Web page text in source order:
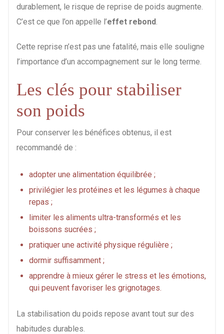
durablement, le risque de reprise de poids augmente.
C’est ce que l’on appelle l’effet rebond.
Cette reprise n’est pas une fatalité, mais elle souligne
l’importance d’un accompagnement sur le long terme.
Les clés pour stabiliser
son poids
Pour conserver les bénéfices obtenus, il est
recommandé de :
adopter une alimentation équilibrée ;
privilégier les protéines et les légumes à chaque
repas ;
limiter les aliments ultra-transformés et les
boissons sucrées ;
pratiquer une activité physique régulière ;
dormir suffisamment ;
apprendre à mieux gérer le stress et les émotions,
qui peuvent favoriser les grignotages.
La stabilisation du poids repose avant tout sur des
habitudes durables.